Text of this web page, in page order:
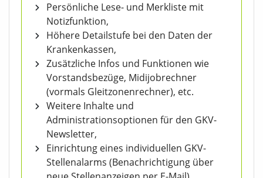
Persönliche Lese- und Merkliste mit
Notizfunktion,
Höhere Detailstufe bei den Daten der
Krankenkassen,
Zusätzliche Infos und Funktionen wie
Vorstandsbezüge, Midijobrechner
(vormals Gleitzonenrechner), etc.
Weitere Inhalte und
Administrationsoptionen für den GKV-
Newsletter,
Einrichtung eines individuellen GKV-
Stellenalarms (Benachrichtigung über